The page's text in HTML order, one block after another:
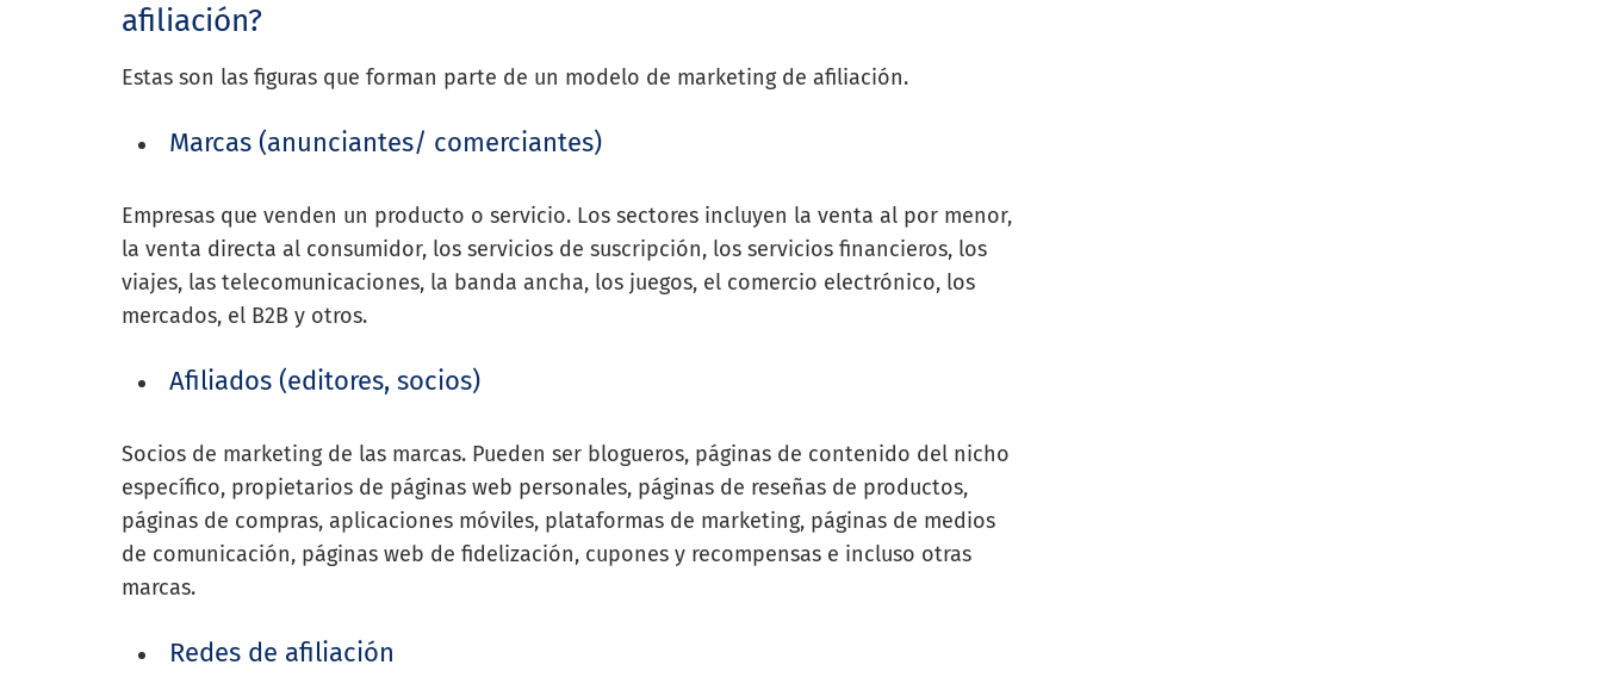
afiliación?
Estas son las figuras que forman parte de un modelo de marketing de afiliación.
Marcas (anunciantes/ comerciantes)
Empresas que venden un producto o servicio. Los sectores incluyen la venta al por menor,
la venta directa al consumidor, los servicios de suscripción, los servicios financieros, los
viajes, las telecomunicaciones, la banda ancha, los juegos, el comercio electrónico, los
mercados, el B2B y otros.
Afiliados (editores, socios)
Socios de marketing de las marcas. Pueden ser blogueros, páginas de contenido del nicho
específico, propietarios de páginas web personales, páginas de reseñas de productos,
páginas de compras, aplicaciones móviles, plataformas de marketing, páginas de medios
de comunicación, páginas web de fidelización, cupones y recompensas e incluso otras
marcas.
Redes de afiliación